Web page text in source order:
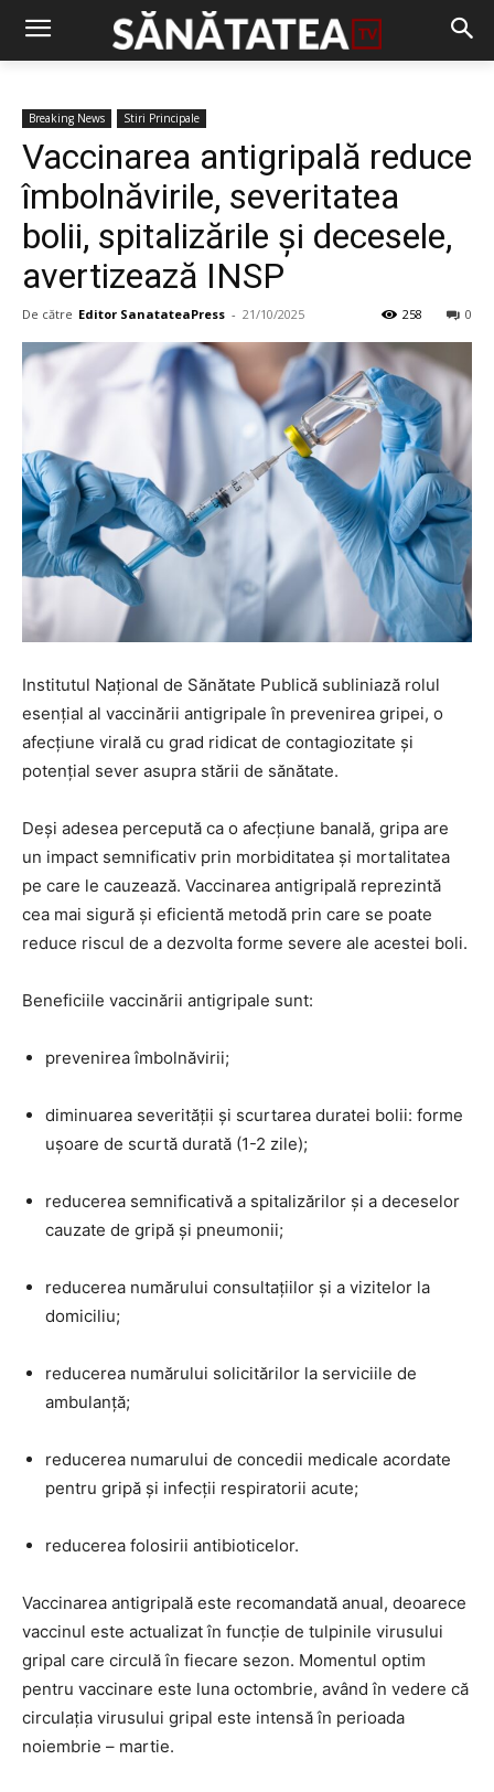
Breaking News Stiri Principale
Vaccinarea antigripală reduce
îmbolnăvirile, severitatea
bolii, spitalizările și decesele,
avertizează INSP
De către Editor SanatateaPress - 21/10/2025 0
258
Institutul Național de Sănătate Publică subliniază rolul
esențial al vaccinării antigripale în prevenirea gripei, o
afecțiune virală cu grad ridicat de contagiozitate și
potențial sever asupra stării de sănătate.
Deși adesea percepută ca o afecțiune banală, gripa are
un impact semnificativ prin morbiditatea și mortalitatea
pe care le cauzează. Vaccinarea antigripală reprezintă
cea mai sigură și eficientă metodă prin care se poate
reduce riscul de a dezvolta forme severe ale acestei boli.
Beneficiile vaccinării antigripale sunt:
prevenirea îmbolnăvirii;
diminuarea severității și scurtarea duratei bolii: forme
ușoare de scurtă durată (1-2 zile);
reducerea semnificativă a spitalizărilor și a deceselor
cauzate de gripă și pneumonii;
reducerea numărului consultațiilor și a vizitelor la
domiciliu;
reducerea numărului solicitărilor la serviciile de
ambulanță;
reducerea numarului de concedii medicale acordate
pentru gripă și infecții respiratorii acute;
reducerea folosirii antibioticelor.
Vaccinarea antigripală este recomandată anual, deoarece
vaccinul este actualizat în funcție de tulpinile virusului
gripal care circulă în fiecare sezon. Momentul optim
pentru vaccinare este luna octombrie, având în vedere că
circulația virusului gripal este intensă în perioada
noiembrie – martie.